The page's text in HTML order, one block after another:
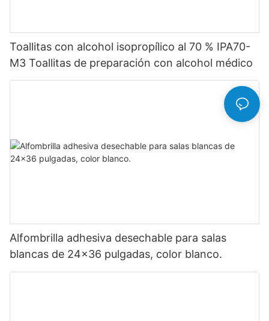
Toallitas con alcohol isopropílico al 70 % IPA70-
M3 Toallitas de preparación con alcohol médico
Alfombrilla adhesiva desechable para salas
blancas de 24x36 pulgadas, color blanco.